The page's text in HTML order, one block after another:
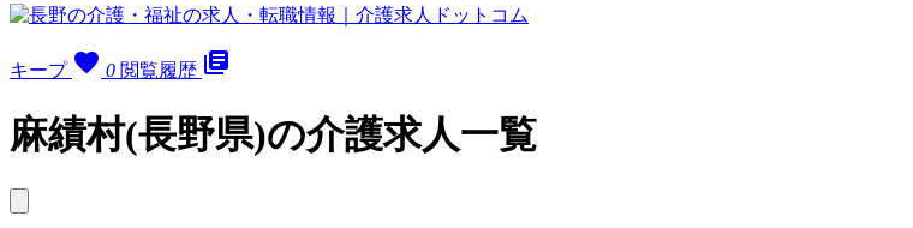
キープ favorite 0 閲覧履歴 library_books
麻績村(長野県)の介護求人一覧